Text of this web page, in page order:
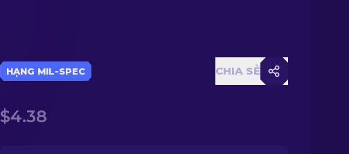
HẠNG MIL-SPEC CHIA SẺ
$4.38